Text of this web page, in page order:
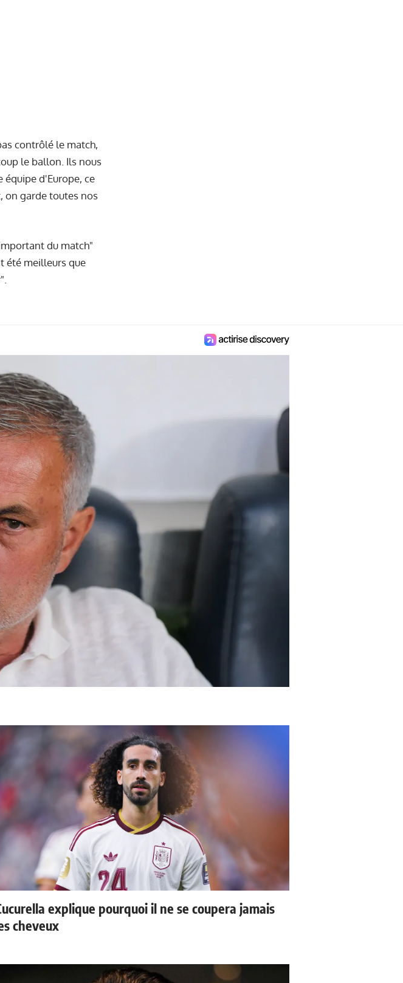
contrôlé le match,
le ballon. Ils nous
d'Europe, ce
on garde toutes nos
du match"
été meilleurs que
explique pourquoi il ne se coupera jamais
cheveux